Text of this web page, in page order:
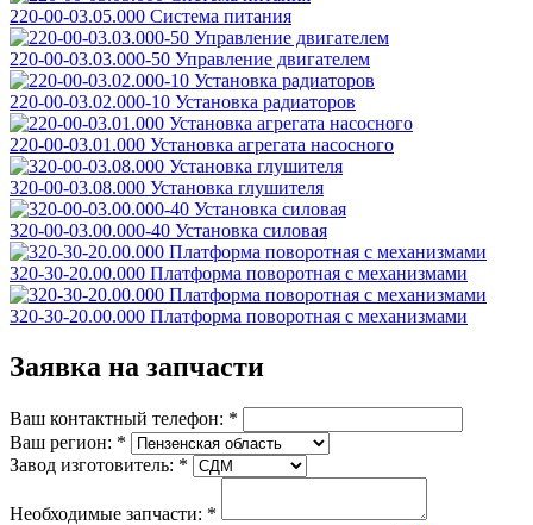
220-00-03.05.000 Система питания
220-00-03.03.000-50 Управление двигателем
220-00-03.02.000-10 Установка радиаторов
220-00-03.01.000 Установка агрегата насосного
320-00-03.08.000 Установка глушителя
320-00-03.00.000-40 Установка силовая
320-30-20.00.000 Платформа поворотная с механизмами
320-30-20.00.000 Платформа поворотная с механизмами
Заявка на запчасти
Ваш контактный телефон: *
Ваш регион: *
Завод изготовитель: *
Необходимые запчасти: *